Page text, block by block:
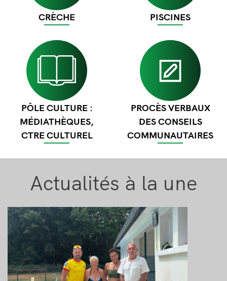
CRÈCHE PISCINES
Image
PÔLE CULTURE :
MÉDIATHÈQUES,
CTRE CULTUREL
Image
PROCÈS VERBAUX
DES CONSEILS
COMMUNAUTAIRES
Actualités à la une
Image